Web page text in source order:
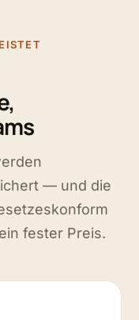
— und die
fester Preis.